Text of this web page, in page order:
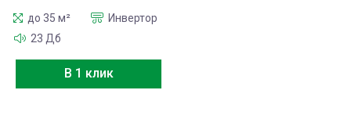
до 35 м²
Инвертор
23 Дб
В 1 клик